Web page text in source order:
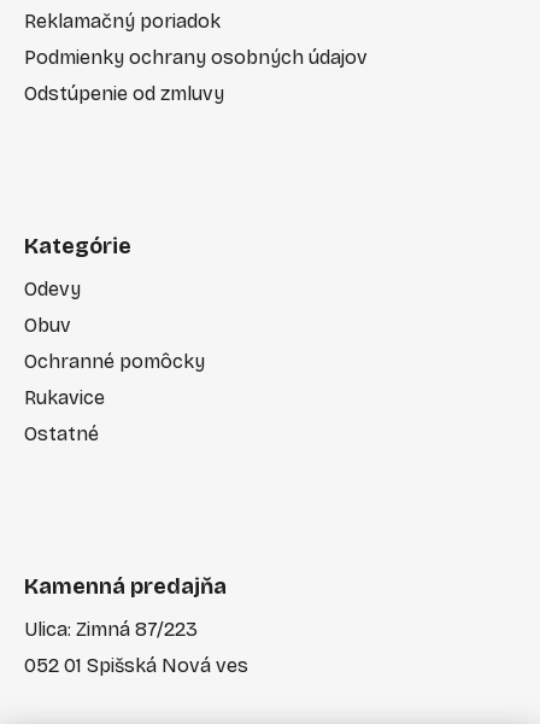
Reklamačný poriadok
Podmienky ochrany osobných údajov
Odstúpenie od zmluvy
Kategórie
Odevy
Obuv
Ochranné pomôcky
Rukavice
Ostatné
Kamenná predajňa
Ulica: Zimná 87/223
052 01 Spišská Nová ves